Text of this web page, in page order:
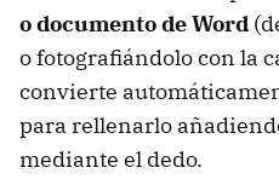
o documento de Word
o fotografiándolo con la
convierte
para rellenarlo
mediante el dedo.